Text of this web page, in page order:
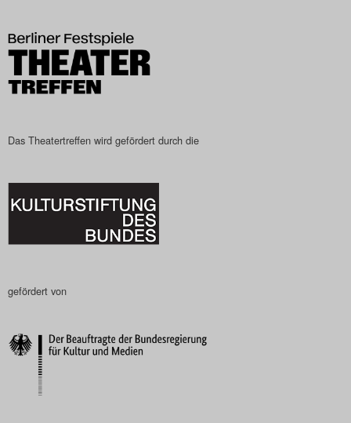
Das Theatertreffen wird gefördert durch die
gefördert von